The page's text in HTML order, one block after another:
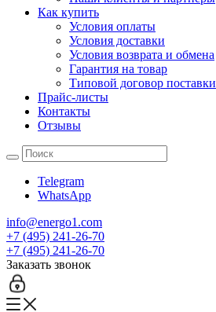
Как купить
Условия оплаты
Условия доставки
Условия возврата и обмена
Гарантия на товар
Типовой договор поставки
Прайс-листы
Контакты
Отзывы
Telegram
WhatsApp
info@energo1.com
+7 (495) 241-26-70
+7 (495) 241-26-70
Заказать звонок